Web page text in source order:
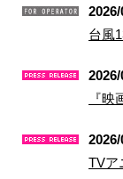
台風
『
TVア